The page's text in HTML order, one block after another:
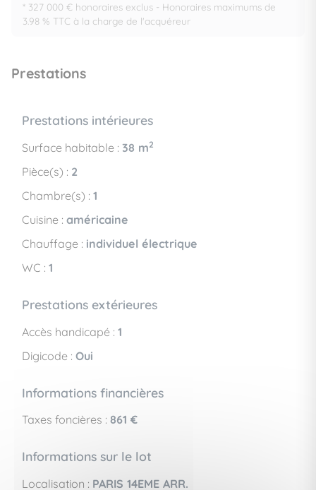
* 327 000 € honoraires exclus - Honoraires maximums de
3.98 % TTC à la charge de l'acquéreur
Prestations
Prestations intérieures
Surface habitable : 38 m2
Pièce(s) : 2
Chambre(s) : 1
Cuisine : américaine
Chauffage : individuel électrique
WC : 1
Prestations extérieures
Accès handicapé : 1
Digicode : Oui
Informations financières
Taxes foncières : 861 €
Informations sur le lot
Localisation : PARIS 14EME ARR.